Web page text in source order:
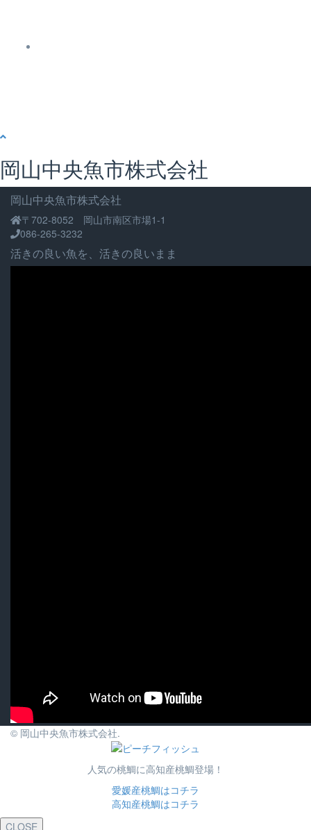
岡山中央魚市株式会社
岡山中央魚市株式会社
〒702-8052 岡山市南区市場1-1
086-265-3232
活きの良い魚を、活きの良いまま
© 岡山中央魚市株式会社.
人気の桃鯛に高知産桃鯛登場！
愛媛産桃鯛はコチラ
高知産桃鯛はコチラ
CLOSE